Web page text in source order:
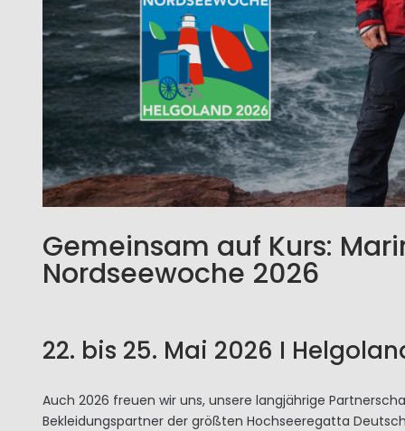
Gemeinsam auf Kurs:
Nordseewoche 2026
22. bis 25. Mai 2026 I
Auch 2026 freuen wir uns, unsere langjährige
Bekleidungspartner der größten Hochseeregatta